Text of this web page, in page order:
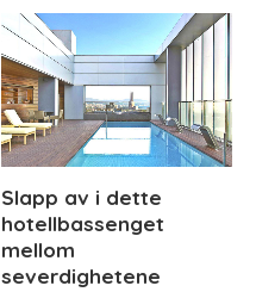
Slapp av i dette
hotellbassenget
mellom
severdighetene